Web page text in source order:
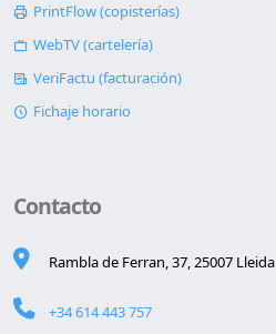
PrintFlow (copisterías)
WebTV (cartelería)
VeriFactu (facturación)
Fichaje horario
Contacto
Rambla de Ferran, 37, 25007 Lleida
+34 614 443 757